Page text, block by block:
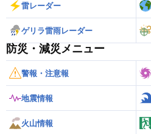
雷レーダー
ゲリラ雷雨レーダー
防災・減災メニュー
警報・注意報
地震情報
火山情報